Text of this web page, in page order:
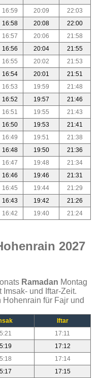
16:59 20:09
22:03
16:58 20:08
22:00
16:57 20:06
21:58
16:56 20:04
21:55
16:55 20:02
21:53
16:54 20:01
21:51
16:53 19:59
21:48
16:52 19:57
21:46
16:51 19:55
21:43
16:50 19:53
21:41
16:49 19:51
21:38
16:48 19:50
21:36
16:47 19:48
21:34
16:46 19:46
21:31
16:45 19:44
21:29
16:43 19:42
21:26
16:42 19:40 21:24
2027
Ramadan Montag
und Iftar-Zeit.
für Fajr und
Iftar
17:11
17:12
17:14
17:15